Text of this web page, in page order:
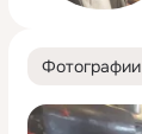
Фотографии